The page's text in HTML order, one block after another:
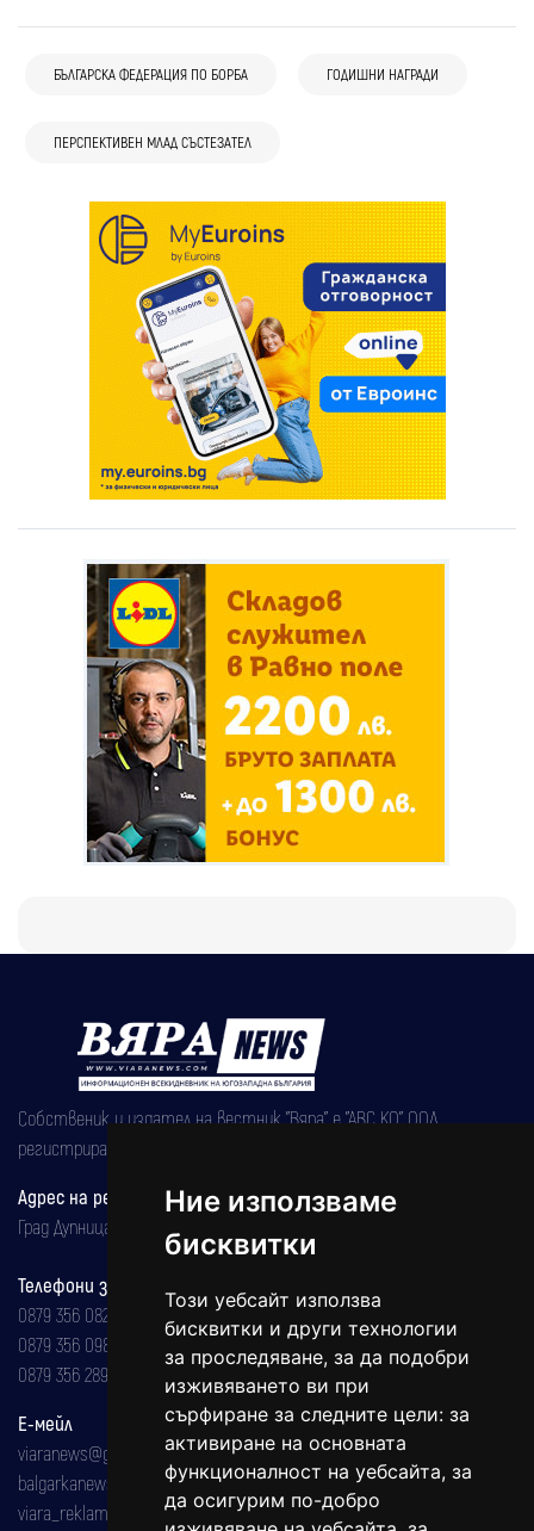
Ние използваме
бисквитки
Този уебсайт използва
бисквитки и други технологии
за проследяване, за да подобри
изживяването ви при
сърфиране за следните цели: за
активиране на основната
функционалност на уебсайта, за
да осигурим по-добро
БЪЛГАРСКА ФЕДЕРАЦИЯ ПО БОРБА ГОДИШНИ НАГРАДИ
ПЕРСПЕКТИВЕН МЛАД СЪСТЕЗАТЕЛ
Собственик и издател на вестник "Вяра" е "АВС КО" ООД,
регистрирана на 08.05.2002 година.
Адрес на редакцията
Град Дупница, ул.''Христо Ботев" 43
Телефони за реклама и абонаменти
0879 356 082
0879 356 098
0879 356 289
Е-мейл
viaranews@gmail.com
balgarkanews@gmail.com
viara_reklama@mail.bg